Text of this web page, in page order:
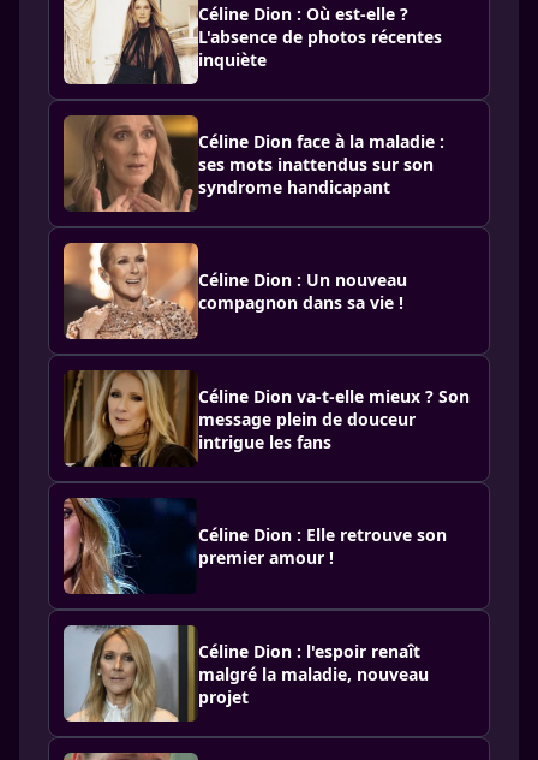
Céline Dion : Où est-elle ?
L'absence de photos récentes
inquiète
Céline Dion face à la maladie :
ses mots inattendus sur son
syndrome handicapant
Céline Dion : Un nouveau
compagnon dans sa vie !
Céline Dion va-t-elle mieux ? Son
message plein de douceur
intrigue les fans
Céline Dion : Elle retrouve son
premier amour !
Céline Dion : l'espoir renaît
malgré la maladie, nouveau
projet